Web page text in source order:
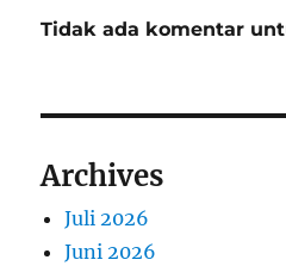
Tidak ada komentar
Archives
Juli 2026
Juni 2026